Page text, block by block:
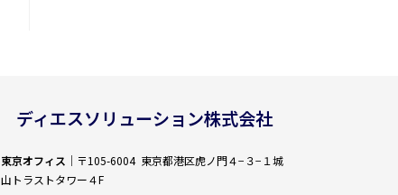
ディエスソリューション株式会社
東京オフィス ｜〒105-6004 東京都港区虎ノ門４−３−１城
山トラストタワー４F